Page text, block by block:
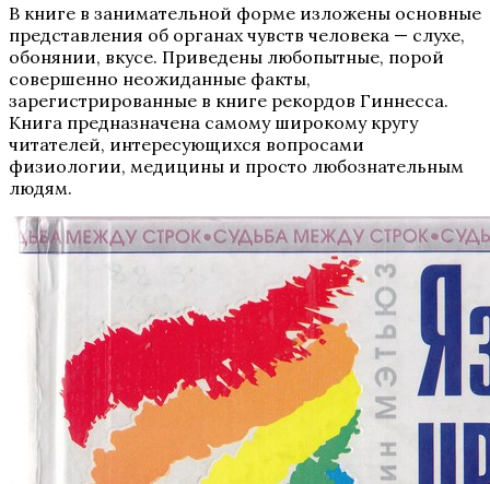
В книге в занимательной форме изложены основные
представления об органах чувств человека — слухе,
обонянии, вкусе. Приведены любопытные, порой
совершенно неожиданные факты,
зарегистрированные в книге рекордов Гиннесса.
Книга предназначена самому широкому кругу
читателей, интересующихся вопросами
физиологии, медицины и просто любознательным
людям.